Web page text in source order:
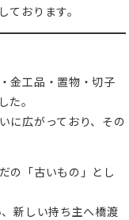
おります。
金工品・置物・切子
。
に広がっており、その
の「古いもの」とし
新しい持ち主へ橋渡